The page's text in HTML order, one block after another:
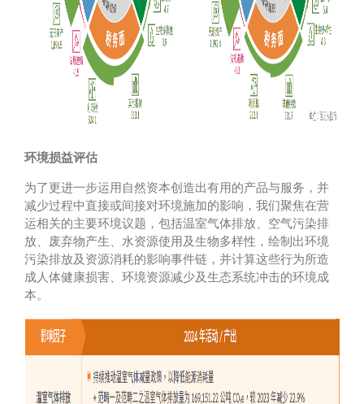
环境损益评估
为了更进一步运用自然资本创造出有用的产品与服务，并
减少过程中直接或间接对环境施加的影响，我们聚焦在营
运相关的主要环境议题，包括温室气体排放、空气污染排
放、废弃物产生、水资源使用及生物多样性，绘制出环境
污染排放及资源消耗的影响事件链，并计算这些行为所造
成人体健康损害、环境资源减少及生态系统冲击的环境成
本。